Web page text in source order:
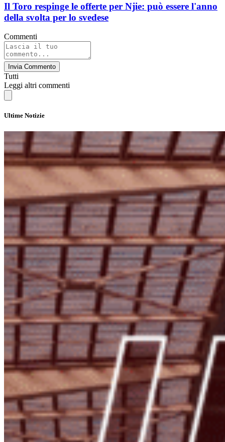
Il Toro respinge le offerte per Njie: può essere l'anno
della svolta per lo svedese
Commenti
Invia Commento
Tutti
Leggi altri commenti
Ultime Notizie